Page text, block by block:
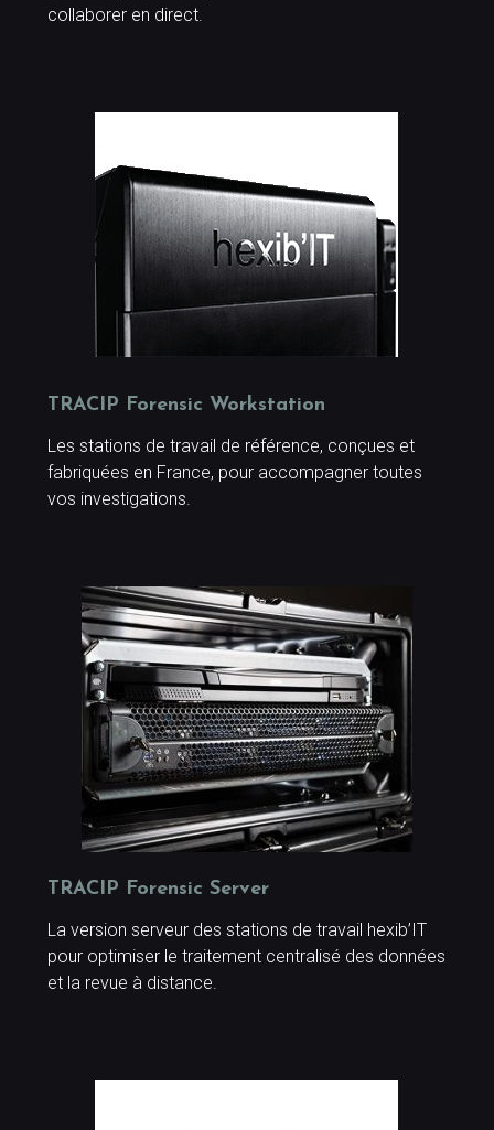
collaborer en direct.
TRACIP Forensic Workstation
Les stations de travail de référence, conçues et
fabriquées en France, pour accompagner toutes
vos investigations.
TRACIP Forensic Server
La version serveur des stations de travail hexib’IT
pour optimiser le traitement centralisé des données
et la revue à distance.